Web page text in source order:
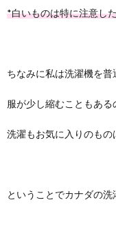
*白いものは特に注意し
ちなみに私は洗濯機を普
服が少し縮むこともある
洗濯もお気に入りのもの
ということでカナダの洗